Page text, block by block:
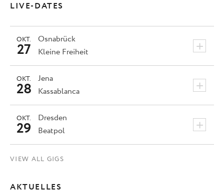
LIVE-DATES
Osnabrück +
OKT.
27 Kleine Freiheit
Jena +
OKT.
28 Kassablanca
Dresden +
OKT.
29 Beatpol
VIEW ALL GIGS
AKTUELLES